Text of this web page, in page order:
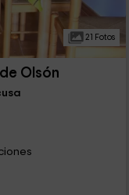
21 Fotos
Olsón